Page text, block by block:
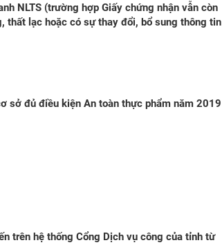
NLTS (trường hợp Giấy chứng nhận vẫn còn
thất lạc hoặc có sự thay đổi, bổ sung thông tin
sở đủ điều kiện An toàn thực phẩm năm 2019
trên hệ thống Cổng Dịch vụ công của tỉnh từ